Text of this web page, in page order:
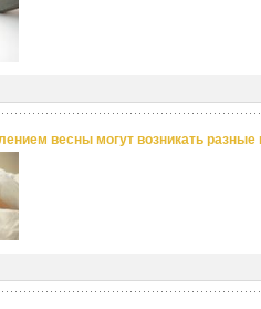
весны могут возникать